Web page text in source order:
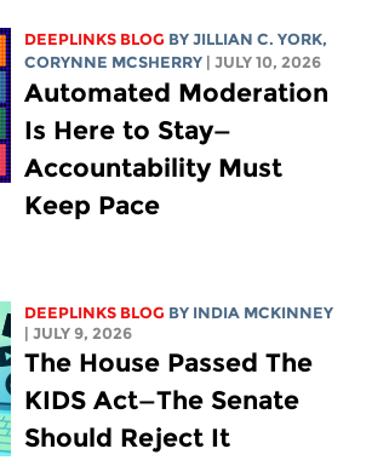
DEEPLINKS BLOG BYJILLIAN C. YORK,
CORYNNE MCSHERRY | JULY 10, 2026
Automated Moderation
Is Here to Stay—
Accountability Must
Keep Pace
DEEPLINKS BLOG BY INDIA MCKINNEY
| JULY 9, 2026
The House Passed The
KIDS Act—The Senate
Should Reject It